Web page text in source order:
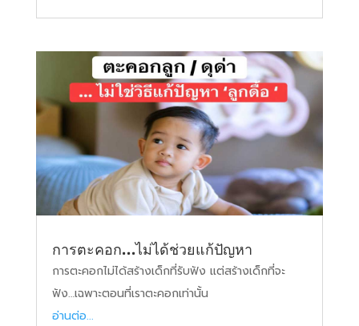
การตะคอก…ไม่ได้ช่วยแก้ปัญหา
การตะคอกไม่ได้สร้างเด็กที่รับฟัง แต่สร้างเด็กที่จะ
ฟัง…เฉพาะตอนที่เราตะคอกเท่านั้น
อ่านต่อ...